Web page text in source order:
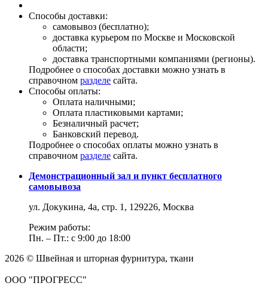
Способы доставки:
самовывоз (бесплатно);
доставка курьером по Москве и Московской
области;
доставка транспортными компаниями (регионы).
Подробнее о способах доставки можно узнать в
справочном разделе сайта.
Способы оплаты:
Оплата наличными;
Оплата пластиковыми картами;
Безналичный расчет;
Банковский перевод.
Подробнее о способах оплаты можно узнать в
справочном разделе сайта.
Демонстрационный зал и пункт бесплатного
самовывоза
ул. Докукина, 4а, стр. 1, 129226, Москва
Режим работы:
Пн. – Пт.: с 9:00 до 18:00
2026 © Швейная и шторная фурнитура, ткани
ООО "ПРОГРЕСС"